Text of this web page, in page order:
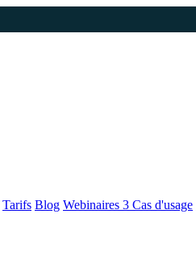
Tarifs Blog Webinaires 3 Cas d'usage